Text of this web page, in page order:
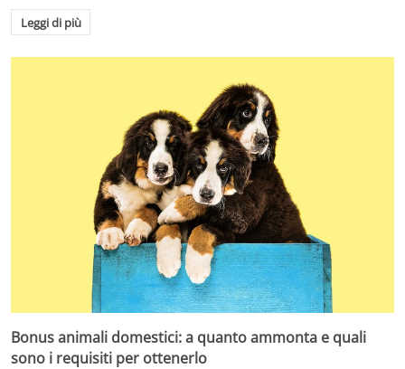
Leggi di più
Bonus animali domestici: a quanto ammonta e quali
sono i requisiti per ottenerlo